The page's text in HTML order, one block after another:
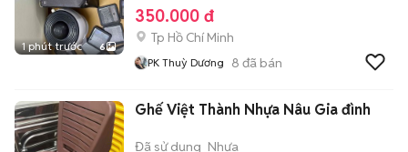
1 phút trước 6
350.000 đ
Tp Hồ Chí Minh
PK Thuỳ Dương 8 đã bán
Ghế Việt Thành Nhựa Nâu Gia đình
Đã sử dụng Nhựa